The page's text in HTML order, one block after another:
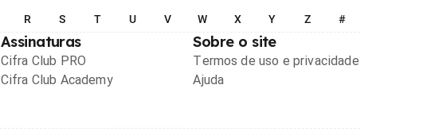
R S T U V W X Y Z #
Assinaturas
Cifra Club PRO
Cifra Club Academy
Sobre o site
Termos de uso e privacidade
Ajuda